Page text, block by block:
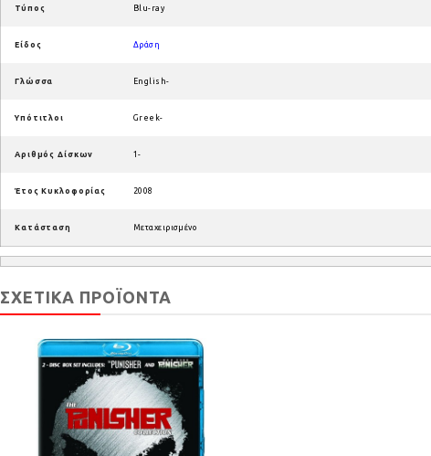
Τύπος Blu-ray
Είδος Δράση
Γλώσσα English-
Υπότιτλοι Greek-
Αριθμός Δίσκων 1-
Έτος Κυκλοφορίας 2008
Κατάσταση Μεταχειρισμένο
ΣΧΕΤΙΚΆ ΠΡΟΪΌΝΤΑ